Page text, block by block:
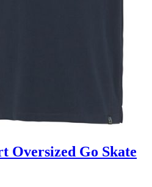
Oversized Go Skate